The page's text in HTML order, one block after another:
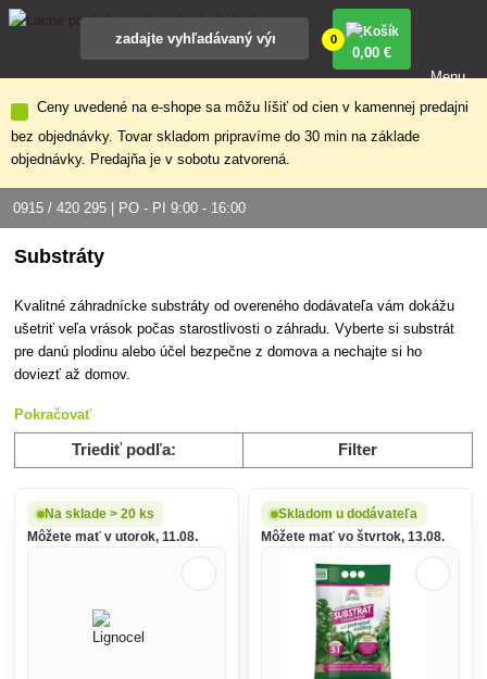
Ceny uvedené na e-shope sa môžu líšiť od cien v kamennej predajni
bez objednávky. Tovar skladom pripravíme do 30 min na základe
objednávky. Predajňa je v sobotu zatvorená.
0915 / 420 295 | PO - PI 9:00 - 16:00
0
0,00 €
Menu
Substráty
Kvalitné záhradnícke substráty od overeného dodávateľa vám dokážu
ušetriť veľa vrások počas starostlivosti o záhradu. Vyberte si substrát
pre danú plodinu alebo účel bezpečne z domova a nechajte si ho
doviezť až domov.
Pokračovať
Triediť podľa: Filter
Na sklade > 20 ks
Môžete mať v utorok, 11.08.
Skladom u dodávateľa
Môžete mať vo štvrtok, 13.08.